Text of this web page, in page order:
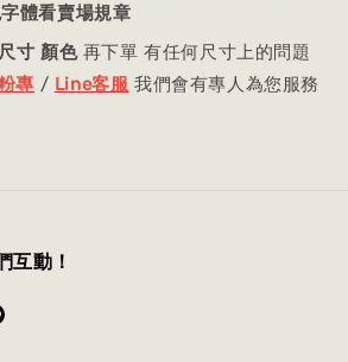
體看賣場規章
尺寸 顏色再下單 有任何尺寸上的問題
專 / Line客服 我們會有專人為您服務
互動！